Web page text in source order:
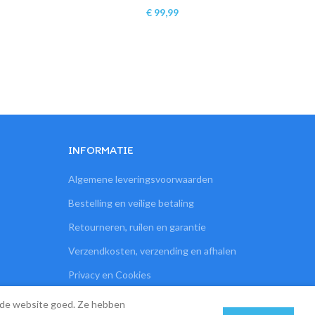
€99,99
INFORMATIE
Algemene leveringsvoorwaarden
Bestelling en veilige betaling
Retourneren, ruilen en garantie
Verzendkosten, verzending en afhalen
Privacy en Cookies
Contact
website goed. Ze hebben